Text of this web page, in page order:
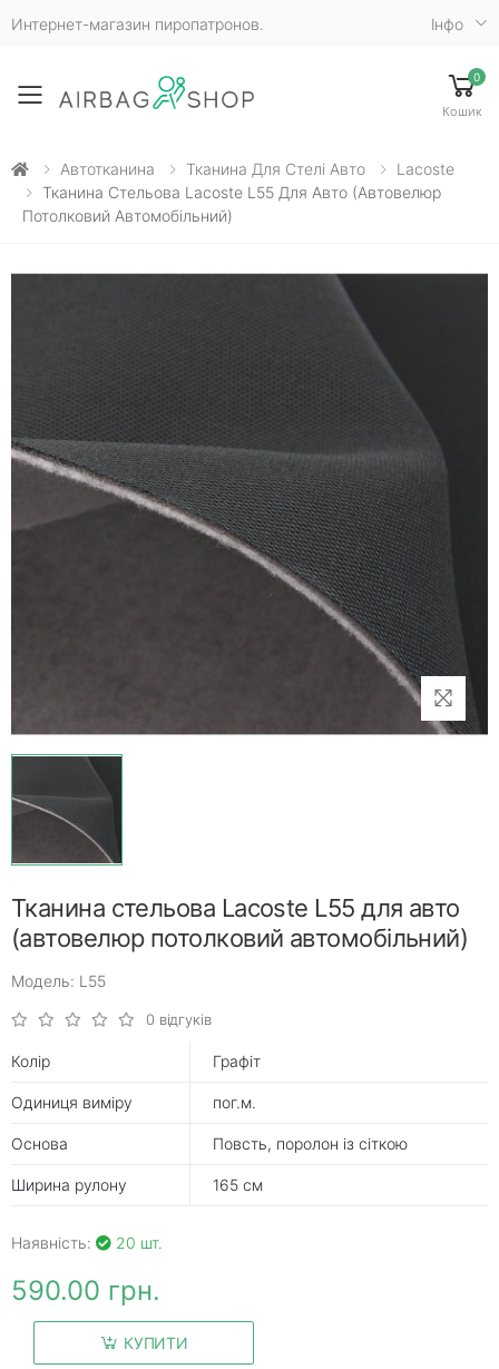
Интернет-магазин пиропатронов. Iнфо
Toggle mobile menu
0
Кошик
Автотканина Тканина Для Стелі Авто
Lacoste
Тканина Стельова Lacoste L55 Для Авто (автовелюр
Потолковий Автомобільний)
Тканина стельова Lacoste L55 для авто
(автовелюр потолковий автомобільний)
Модель: L55
0 відгуків
Колір Графіт
Одиниця виміру пог.м.
Основа Повсть, поролон із сіткою
Ширина рулону 165 см
Наявність: 20 шт.
590.00 грн.
КУПИТИ